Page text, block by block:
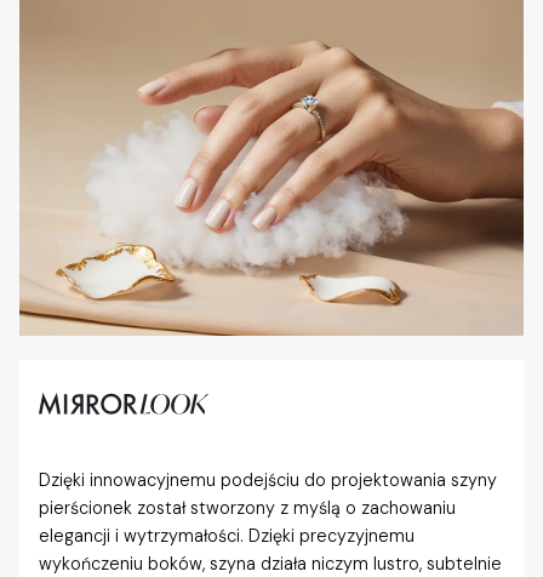
Dzięki innowacyjnemu podejściu do projektowania szyny
pierścionek został stworzony z myślą o zachowaniu
elegancji i wytrzymałości. Dzięki precyzyjnemu
wykończeniu boków, szyna działa niczym lustro, subtelnie